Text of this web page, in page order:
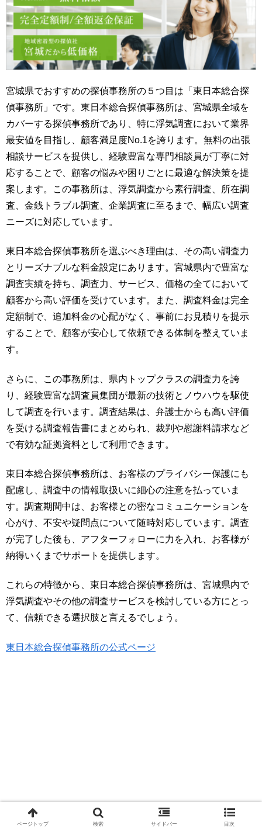
宮城県でおすすめの探偵事務所の５つ目は「東日本総合探
偵事務所」です。東日本総合探偵事務所は、宮城県全域を
カバーする探偵事務所であり、特に浮気調査において業界
最安値を目指し、顧客満足度No.1を誇ります。無料の出張
相談サービスを提供し、経験豊富な専門相談員が丁寧に対
応することで、顧客の悩みや困りごとに最適な解決策を提
案します。この事務所は、浮気調査から素行調査、所在調
査、金銭トラブル調査、企業調査に至るまで、幅広い調査
ニーズに対応しています。
東日本総合探偵事務所を選ぶべき理由は、その高い調査力
とリーズナブルな料金設定にあります。宮城県内で豊富な
調査実績を持ち、調査力、サービス、価格の全てにおいて
顧客から高い評価を受けています。また、調査料金は完全
定額制で、追加料金の心配がなく、事前にお見積りを提示
することで、顧客が安心して依頼できる体制を整えていま
す。
さらに、この事務所は、県内トップクラスの調査力を誇
り、経験豊富な調査員集団が最新の技術とノウハウを駆使
して調査を行います。調査結果は、弁護士からも高い評価
を受ける調査報告書にまとめられ、裁判や慰謝料請求など
で有効な証拠資料として利用できます。
東日本総合探偵事務所は、お客様のプライバシー保護にも
配慮し、調査中の情報取扱いに細心の注意を払っていま
す。調査期間中は、お客様との密なコミュニケーションを
心がけ、不安や疑問点について随時対応しています。調査
が完了した後も、アフターフォローに力を入れ、お客様が
納得いくまでサポートを提供します。
これらの特徴から、東日本総合探偵事務所は、宮城県内で
浮気調査やその他の調査サービスを検討している方にとっ
て、信頼できる選択肢と言えるでしょう。
東日本総合探偵事務所の公式ページ
ページトップ 検索 サイドバー 目次